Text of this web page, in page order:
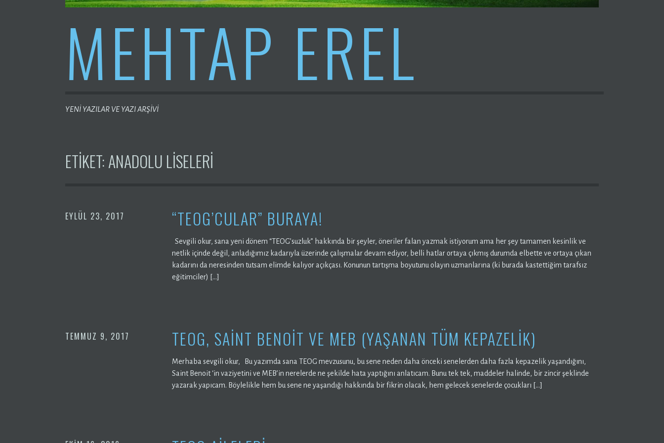
MEHTAP EREL
YENİ YAZILAR VE YAZI ARŞİVİ
ETIKET:ANADOLU LISELERI
EYLÜL 23, 2017 “TEOG’CULAR” BURAYA!
Sevgili okur, sana yeni dönem “TEOG’suzluk” hakkında bir şeyler, öneriler falan yazmak istiyorum ama her şey tamamen kesinlik ve
netlik içinde değil, anladığımız kadarıyla üzerinde çalışmalar devam ediyor, belli hatlar ortaya çıkmış durumda elbette ve ortaya çıkan
kadarını da neresinden tutsam elimde kalıyor açıkçası. Konunun tartışma boyutunu olayın uzmanlarına (ki burada kastettiğim tarafsız
eğitimciler) […]
TEMMUZ 9, 2017 TEOG, SAİNT BENOİT VE MEB (YAŞANAN TÜM KEPAZELIK)
Merhaba sevgili okur, Bu yazımda sana TEOG mevzusunu, bu sene neden daha önceki senelerden daha fazla kepazelik yaşandığını,
Saint Benoit ‘in vaziyetini ve MEB’in nerelerde ne şekilde hata yaptığını anlatıcam. Bunu tek tek, maddeler halinde, bir zincir şeklinde
yazarak yapıcam. Böylelikle hem bu sene ne yaşandığı hakkında bir fikrin olacak, hem gelecek senelerde çocukları […]